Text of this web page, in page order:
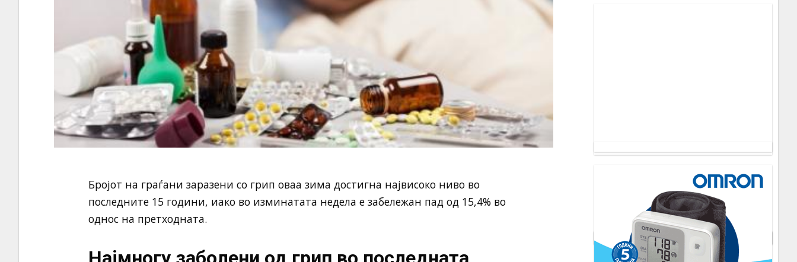
Бројот на граѓани заразени со грип оваа зима достигна највисоко ниво во
последните 15 години, иако во изминатата недела е забележан пад од 15,4% во
однос на претходната.